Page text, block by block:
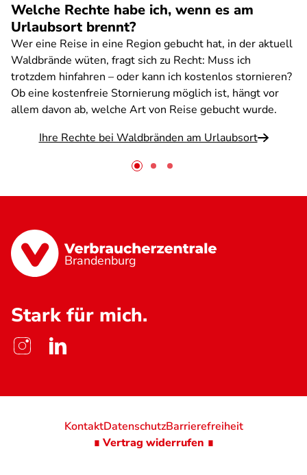
Welche Rechte habe ich, wenn es am
Urlaubsort brennt?
Wer eine Reise in eine Region gebucht hat, in der aktuell
Waldbrände wüten, fragt sich zu Recht: Muss ich
trotzdem hinfahren – oder kann ich kostenlos stornieren?
Ob eine kostenfreie Stornierung möglich ist, hängt vor
allem davon ab, welche Art von Reise gebucht wurde.
Ihre Rechte bei Waldbränden am Urlaubsort
Brandenburg
Stark für mich.
KontaktDatenschutzBarrierefreiheit
∎ Vertrag widerrufen ∎